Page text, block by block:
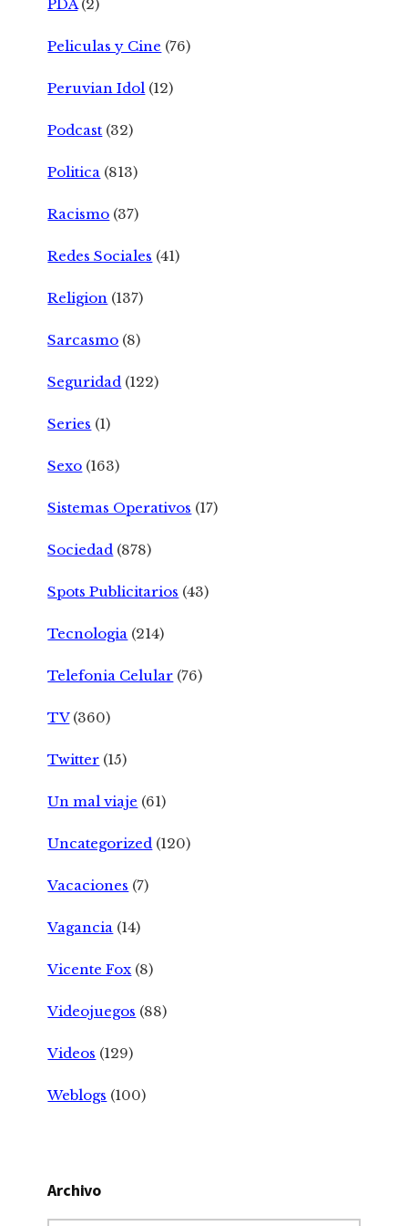
PDA(2)
Peliculas y Cine (76)
Peruvian Idol (12)
Podcast (32)
Politica (813)
Racismo (37)
Redes Sociales (41)
Religion (137)
Sarcasmo (8)
Seguridad (122)
Series (1)
Sexo (163)
Sistemas Operativos (17)
Sociedad (878)
Spots Publicitarios (43)
Tecnologia (214)
Telefonia Celular (76)
TV(360)
Twitter (15)
Un mal viaje (61)
Uncategorized (120)
Vacaciones (7)
Vagancia (14)
Vicente Fox (8)
Videojuegos (88)
Videos (129)
Weblogs (100)
Archivo